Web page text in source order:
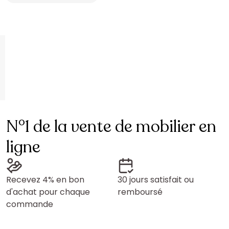
N°1 de la vente de mobilier en
ligne
Recevez 4% en bon
d'achat pour chaque
commande
30 jours satisfait ou
remboursé